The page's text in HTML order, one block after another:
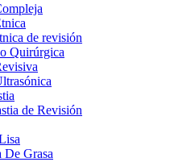
de revisión
Quirúrgica
de Revisión
De Grasa